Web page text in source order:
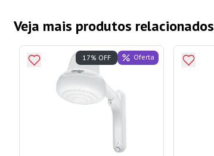
Veja mais produtos relacionados
17% OFF Oferta